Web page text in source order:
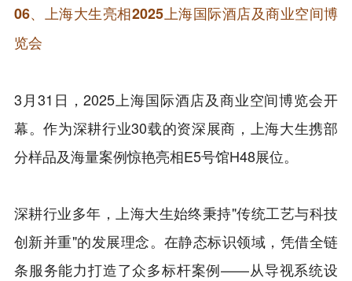
06、 上海大生亮相2025上海国际酒店及商业空间博
览会
3月31日，2025上海国际酒店及商业空间博览会开
幕。作为深耕行业30载的资深展商，上海大生携部
分样品及海量案例惊艳亮相E5号馆H48展位。
深耕行业多年，上海大生始终秉持"传统工艺与科技
创新并重"的发展理念。在静态标识领域，凭借全链
条服务能力打造了众多标杆案例——从导视系统设